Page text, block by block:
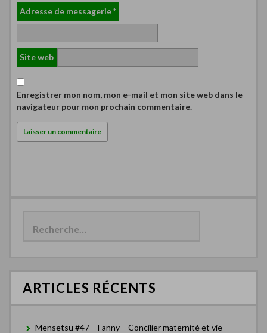
Adresse de messagerie*
Site web
Enregistrer mon nom, mon e-mail et mon site web dans le
navigateur pour mon prochain commentaire.
h
ARTICLES RÉCENTS
Mensetsu #47 – Fanny – Concilier maternité et vie